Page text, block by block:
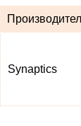
Synaptics